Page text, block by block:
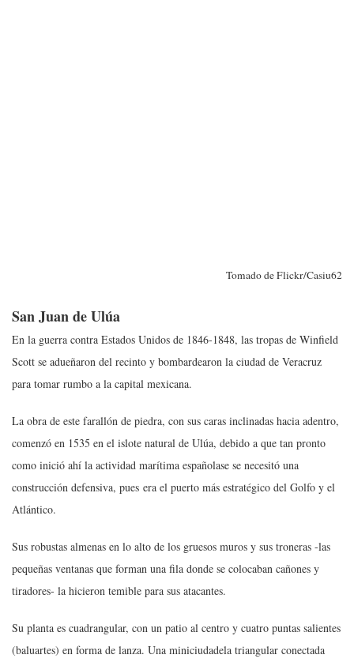
Tomado de Flickr/Casiu62
San Juan de Ulúa
En la guerra contra Estados Unidos de 1846-1848, las tropas de Winfield
Scott se adueñaron del recinto y bombardearon la ciudad de Veracruz
para tomar rumbo a la capital mexicana.
La obra de este farallón de piedra, con sus caras inclinadas hacia adentro,
comenzó en 1535 en el islote natural de Ulúa, debido a que tan pronto
como inició ahí la actividad marítima españolase se necesitó una
construcción defensiva, pues era el puerto más estratégico del Golfo y el
Atlántico.
Sus robustas almenas en lo alto de los gruesos muros y sus troneras -las
pequeñas ventanas que forman una fila donde se colocaban cañones y
tiradores- la hicieron temible para sus atacantes.
Su planta es cuadrangular, con un patio al centro y cuatro puntas salientes
(baluartes) en forma de lanza. Una miniciudadela triangular conectada